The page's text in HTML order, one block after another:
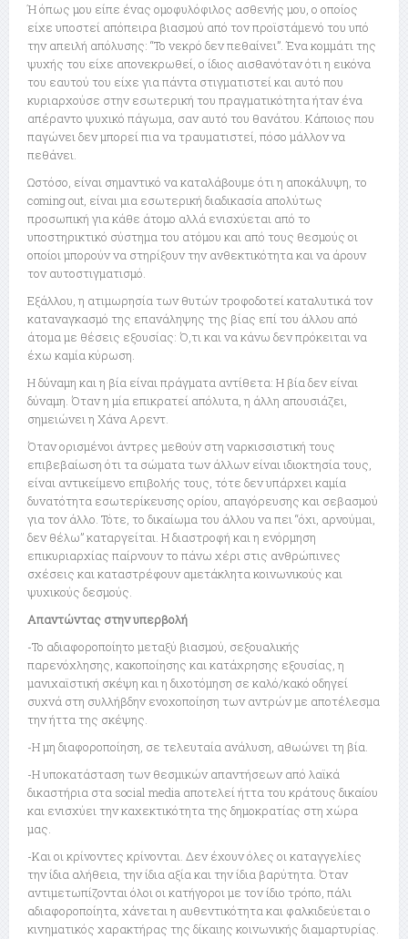
Ή όπως μου είπε ένας ομοφυλόφιλος ασθενής μου, ο οποίος
είχε υποστεί απόπειρα βιασμού από τον προϊστάμενό του υπό
την απειλή απόλυσης: “Το νεκρό δεν πεθαίνει”. Ένα κομμάτι της
ψυχής του είχε απονεκρωθεί, ο ίδιος αισθανόταν ότι η εικόνα
του εαυτού του είχε για πάντα στιγματιστεί και αυτό που
κυριαρχούσε στην εσωτερική του πραγματικότητα ήταν ένα
απέραντο ψυχικό πάγωμα, σαν αυτό του θανάτου. Κάποιος που
παγώνει δεν μπορεί πια να τραυματιστεί, πόσο μάλλον να
πεθάνει.
Ωστόσο, είναι σημαντικό να καταλάβουμε ότι η αποκάλυψη, το
coming out, είναι μια εσωτερική διαδικασία απολύτως
προσωπική για κάθε άτομο αλλά ενισχύεται από το
υποστηρικτικό σύστημα του ατόμου και από τους θεσμούς οι
οποίοι μπορούν να στηρίξουν την ανθεκτικότητα και να άρουν
τον αυτοστιγματισμό.
Εξάλλου, η ατιμωρησία των θυτών τροφοδοτεί καταλυτικά τον
καταναγκασμό της επανάληψης της βίας επί του άλλου από
άτομα με θέσεις εξουσίας: Ό,τι και να κάνω δεν πρόκειται να
έχω καμία κύρωση.
Η δύναμη και η βία είναι πράγματα αντίθετα: Η βία δεν είναι
δύναμη. Όταν η μία επικρατεί απόλυτα, η άλλη απουσιάζει,
σημειώνει η Χάνα Αρεντ.
Όταν ορισμένοι άντρες μεθούν στη ναρκισσιστική τους
επιβεβαίωση ότι τα σώματα των άλλων είναι ιδιοκτησία τους,
είναι αντικείμενο επιβολής τους, τότε δεν υπάρχει καμία
δυνατότητα εσωτερίκευσης ορίου, απαγόρευσης και σεβασμού
για τον άλλο. Τότε, το δικαίωμα του άλλου να πει “όχι, αρνούμαι,
δεν θέλω” καταργείται. Η διαστροφή και η ενόρμηση
επικυριαρχίας παίρνουν το πάνω χέρι στις ανθρώπινες
σχέσεις και καταστρέφουν αμετάκλητα κοινωνικούς και
ψυχικούς δεσμούς.
Απαντώντας στην υπερβολή
-Το αδιαφοροποίητο μεταξύ βιασμού, σεξουαλικής
παρενόχλησης, κακοποίησης και κατάχρησης εξουσίας, η
μανιχαϊστική σκέψη και η διχοτόμηση σε καλό/κακό οδηγεί
συχνά στη συλλήβδην ενοχοποίηση των αντρών με αποτέλεσμα
την ήττα της σκέψης.
-Η μη διαφοροποίηση, σε τελευταία ανάλυση, αθωώνει τη βία.
-Η υποκατάσταση των θεσμικών απαντήσεων από λαϊκά
δικαστήρια στα social media αποτελεί ήττα του κράτους δικαίου
και ενισχύει την καχεκτικότητα της δημοκρατίας στη χώρα
μας.
-Και οι κρίνοντες κρίνονται. Δεν έχουν όλες οι καταγγελίες
την ίδια αλήθεια, την ίδια αξία και την ίδια βαρύτητα. Όταν
αντιμετωπίζονται όλοι οι κατήγοροι με τον ίδιο τρόπο, πάλι
αδιαφοροποίητα, χάνεται η αυθεντικότητα και φαλκιδεύεται ο
κινηματικός χαρακτήρας της δίκαιης κοινωνικής διαμαρτυρίας.